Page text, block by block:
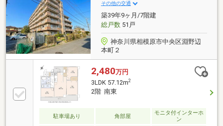
その他の交通
築39年9ヶ月/7階建
総戸数51戸
神奈川県相模原市中央区淵野辺
本町２
2,480万円
3LDK 57.12m2
2階 南東
駐車場あり 角部屋
モニタ付インターホ
ン